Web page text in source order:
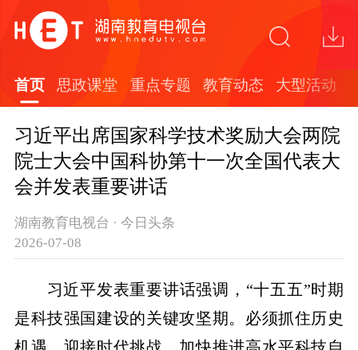
首页 思政课堂 重点专题 教育动态 大型活动
习近平出席国家科学技术奖励大会两院
院士大会中国科协第十一次全国代表大
会并发表重要讲话
湖南教育电视台 · 今日头条
2026-07-08
习近平发表重要讲话强调，“十五五”时期
是科技强国建设的关键攻坚期。必须抓住历史